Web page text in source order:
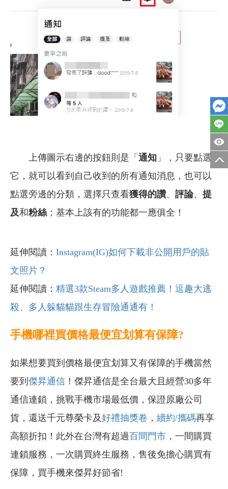
上傳圖示右邊的按鈕則是「 通知 」，只要點選
它，就可以看到自己收到的所有通知消息，也可以
點選旁邊的分類，選擇只查看獲得的讚、 評論、 提
及和粉絲；基本上該有的功能都一應俱全！
延伸閱讀： Instagram(IG)如何下載非公開用戶的貼
文照片？
延伸閱讀： 精選3款Steam多人遊戲推薦！逗趣大逃
殺、多人躲貓貓跟生存冒險通通有！
手機哪裡買價格最便宜划算有保障?
如果想要買到價格最便宜划算又有保障的手機當然
要到 傑昇通信 ！傑昇通信是全台最大且經營30多年
通信連鎖，挑戰手機市場最低價，保證原廠公司
貨，還送千元尊榮卡及好禮抽獎卷 ， 續約/攜碼再享
高額折扣！此外在台灣有超過百間門市 ，一間購買
連鎖服務，一次購買終生服務，售後免擔心購買有
保障，買手機來傑昇好節省!